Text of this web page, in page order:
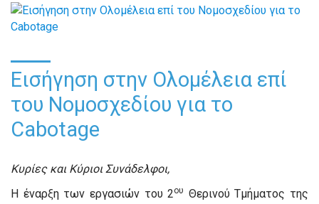
Εισήγηση στην Ολομέλεια επί
του Νομοσχεδίου για το
Cabotage
Κυρίες και Κύριοι Συνάδελφοι,
Η έναρξη των εργασιών του 2ου Θερινού Τμήματος της